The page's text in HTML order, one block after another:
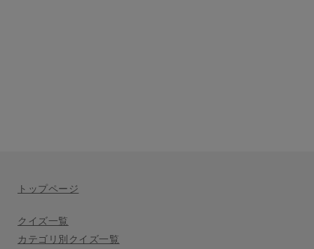
トップページ
クイズ一覧
カテゴリ別クイズ一覧